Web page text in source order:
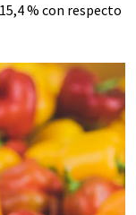
% con respecto